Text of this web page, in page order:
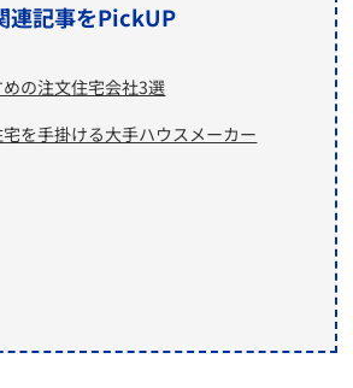
連記事をPickUP
の注文住宅会社3選
を手掛ける大手ハウスメーカー